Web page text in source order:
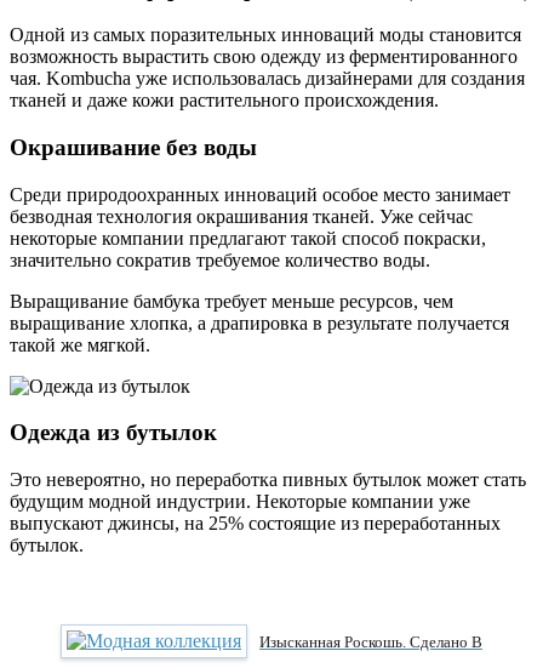
Одной из самых поразительных инноваций моды становится
возможность вырастить свою одежду из ферментированного
чая. Kombucha уже использовалась дизайнерами для создания
тканей и даже кожи растительного происхождения.
Окрашивание без воды
Среди природоохранных инноваций особое место занимает
безводная технология окрашивания тканей. Уже сейчас
некоторые компании предлагают такой способ покраски,
значительно сократив требуемое количество воды.
Выращивание бамбука требует меньше ресурсов, чем
выращивание хлопка, а драпировка в результате получается
такой же мягкой.
Одежда из бутылок
Это невероятно, но переработка пивных бутылок может стать
будущим модной индустрии. Некоторые компании уже
выпускают джинсы, на 25% состоящие из переработанных
бутылок.
Изысканная Роскошь. Сделано В